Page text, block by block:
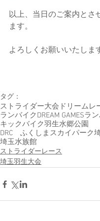
以上、当日のご案内とさ
ます。
よろしくお願いいたしま
タグ：
ストライダー大会 ドリームレ
ランバイクDREAM GAMESラ
キックバイク羽生水郷公園
DRC ふくしまスカイパーク
埼玉水族館
ストライダーレース
埼玉羽生大会